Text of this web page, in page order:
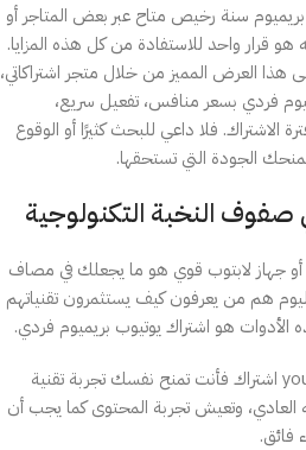
سنة رخيص متاح عبر بعض المتاجر أو
قرار واحد للاستفادة من كل هذه المزايا.
العرض المميز من خلال متجر اشتراكاتي،
فردي بسعر منافس، تفعيل سريع،
فلا داعي للبحث كثيرًا أو الوقوع
الجودة التي تستحقها.
النخبة التكنولوجية
جهاز لابتوب قوي هو ما يجعلك في مصاف
اليوم هم من يعرفون كيف يستثمرون تقنياتهم
الأدوات هو اشتراك يوتيوب بريميوم فردي.
عندما تستخدم youtube premium اشتراك فأنت تمنح نفسك تجربة تقنية
العادي، وتعيش تجربة المحتوى كما يجب أن
فائق.